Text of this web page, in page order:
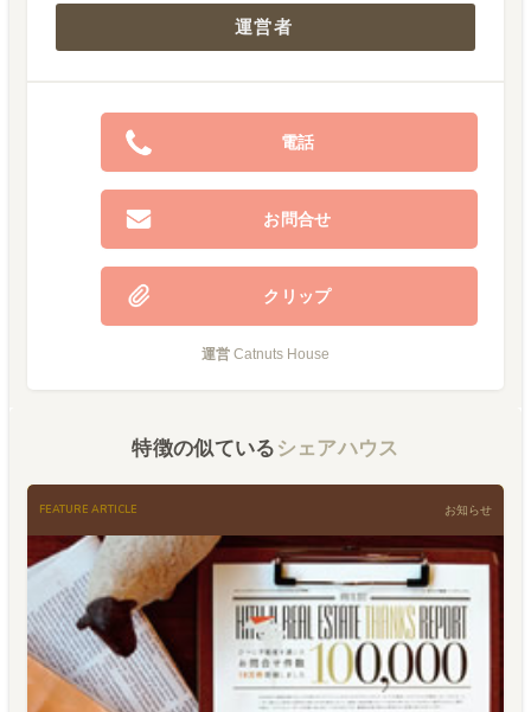
運営者
電話
お問合せ
クリップ
運営 Catnuts House
特徴の似ている シェアハウス
FEATURE ARTICLE お知らせ